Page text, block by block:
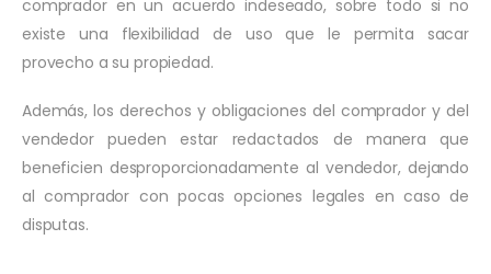
comprador en un acuerdo indeseado, sobre todo si no
existe una flexibilidad de uso que le permita sacar
provecho a su propiedad.
Además, los derechos y obligaciones del comprador y del
vendedor pueden estar redactados de manera que
beneficien desproporcionadamente al vendedor, dejando
al comprador con pocas opciones legales en caso de
disputas.